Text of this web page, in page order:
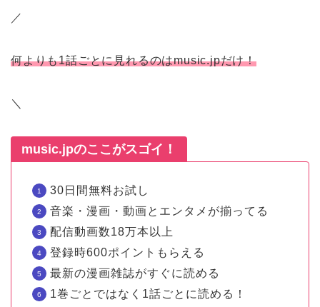
／
何よりも1話ごとに見れるのはmusic.jpだけ！
＼
music.jpのここがスゴイ！
30日間無料お試し
音楽・漫画・動画とエンタメが揃ってる
配信動画数18万本以上
登録時600ポイントもらえる
最新の漫画雑誌がすぐに読める
1巻ごとではなく1話ごとに読める！